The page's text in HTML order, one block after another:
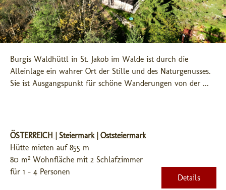
Burgis Waldhüttl in St. Jakob im Walde ist durch die
Alleinlage ein wahrer Ort der Stille und des Naturgenusses.
Sie ist Ausgangspunkt für schöne Wanderungen von der ...
ÖSTERREICH | Steiermark | Oststeiermark
Hütte mieten auf 855 m
80 m² Wohnfläche mit 2 Schlafzimmer
für 1 - 4 Personen
Details